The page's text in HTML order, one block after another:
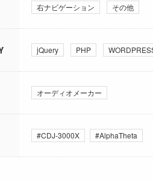
右ナビゲーション
その他
jQuery PHP
オーディオメーカー
#CDJ-3000X #AlphaTheta